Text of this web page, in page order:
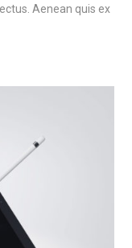
Aenean quis ex